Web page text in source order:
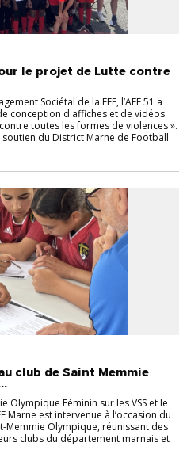
le projet de Lutte contre
Sociétal de la FFF, l’AEF 51 a
conception d'affiches et de vidéos
toutes les formes de violences ».
du District Marne de Football
club de Saint Memmie
Olympique Féminin sur les VSS et le
Marne est intervenue à l’occasion du
Olympique, réunissant des
clubs du département marnais et